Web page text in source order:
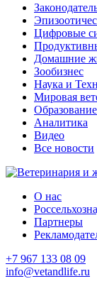
Цифровые
Домашние
Зообизнес
Наука и
Мировая
Аналитика
Видео
Все новости
О нас
Партнеры
+7 967 133 08 09
info@vetandlife.ru